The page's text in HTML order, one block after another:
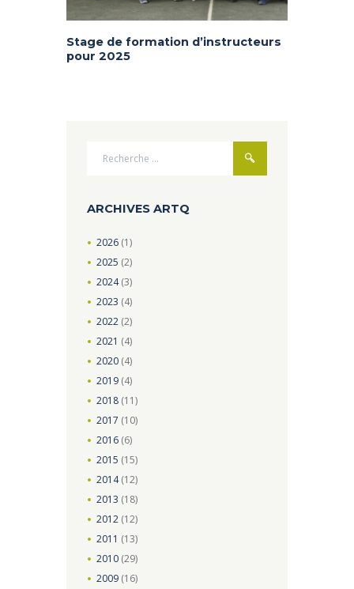
Stage de formation d’instructeurs
pour 2025
ARCHIVES ARTQ
2026 (1)
2025 (2)
2024(3)
2023 (4)
2022 (2)
2021 (4)
2020 (4)
2019 (4)
2018 (11)
2017 (10)
2016 (6)
2015 (15)
2014(12)
2013 (18)
2012 (12)
2011 (13)
2010 (29)
2009 (16)